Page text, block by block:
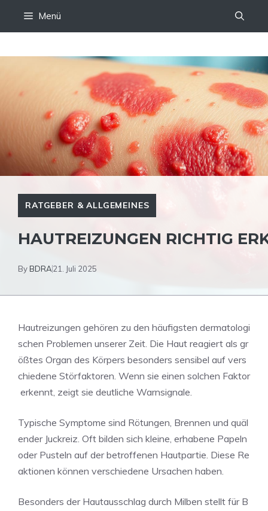
Menü
RATGEBER & ALLGEMEINES
HAUTREIZUNGEN RICHTIG
ByBDRA21. Juli 2025
Hautreizungen gehören zu den häufigsten dermatologi
schen Problemen unserer Zeit. Die Haut reagiert als gr
ößtes Organ des Körpers besonders sensibel auf vers
chiedene Störfaktoren. Wenn sie einen solchen Faktor
erkennt, zeigt sie deutliche Warnsignale.
Typische Symptome sind Rötungen, Brennen und quäl
ender Juckreiz. Oft bilden sich kleine, erhabene Papeln
oder Pusteln auf der betroffenen Hautpartie. Diese Re
aktionen können verschiedene Ursachen haben.
Besonders der Hautausschlag durch Milben stellt für B